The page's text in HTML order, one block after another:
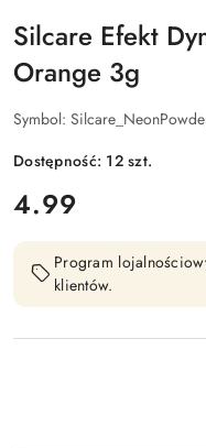
Silcare Efekt
Orange 3g
Symbol:
Dostępność: 12szt.
cena:
4.99
Program
klientów.